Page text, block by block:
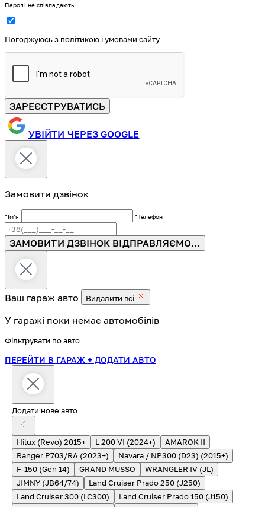
Паролі не співпадають
Погоджуюсь з політикою і умовами сайту
ЗАРЕЄСТРУВАТИСЬ
УВІЙТИ ЧЕРЕЗ GOOGLE
Замовити дзвінок
*Імʼя *Телефон
ЗАМОВИТИ ДЗВІНОК ВІДПРАВЛЯЄМО...
Ваш гараж авто Видалити всі
У гаражі поки немає автомобілів
Фільтрувати по авто
ПЕРЕЙТИ В ГАРАЖ + ДОДАТИ АВТО
Додати нове авто
Hilux (Revo) 2015+ L 200 VI (2024+)
AMAROK II
Ranger P703/RA (2023+)
Navara / NP300 (D23) (2015+)
F-150 (Gen 14)
GRAND MUSSO
WRANGLER IV (JL)
JIMNY (JB64/74)
Land Cruiser Prado 250 (J250)
Land Cruiser 300 (LC300)
Land Cruiser Prado 150 (J150)